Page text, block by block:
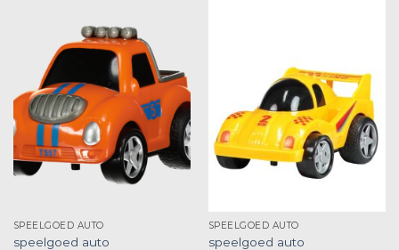
SPEELGOED AUTO
speelgoed auto
SPEELGOED AUTO
speelgoed auto